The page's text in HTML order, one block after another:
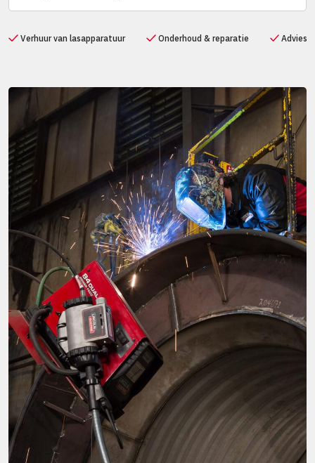
Verhuur van lasapparatuur Onderhoud & reparatie Advies